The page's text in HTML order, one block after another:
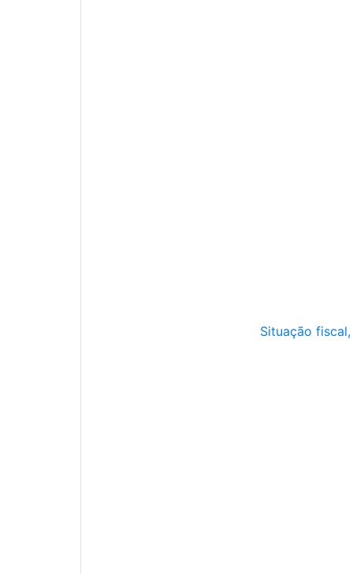
Situação